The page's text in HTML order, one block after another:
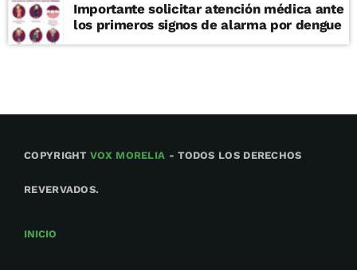
Importante solicitar atención médica ante
los primeros signos de alarma por dengue
COPYRIGHTVOX MORELIA - TODOS LOS DERECHOS
REVERVADOS.
INICIO